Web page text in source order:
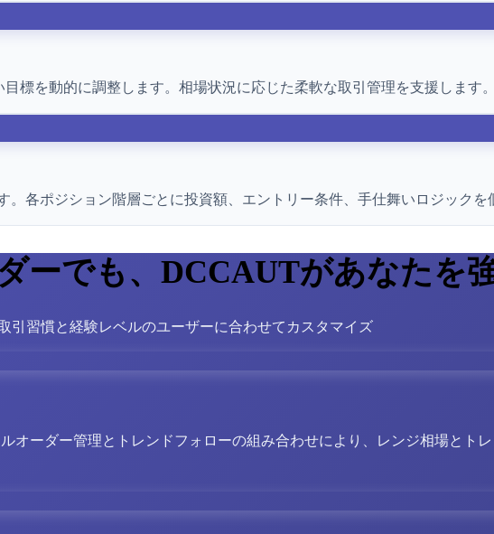
標を動的に調整します。相場状況に応じた柔軟な取引管理を支援します。
各ポジション階層ごとに投資額、エントリー条件、手仕舞いロジックを
ーでも、DCCAUTがあなたを
引習慣と経験レベルのユーザーに合わせてカスタマイズ
オーダー管理とトレンドフォローの組み合わせにより、レンジ相場とト